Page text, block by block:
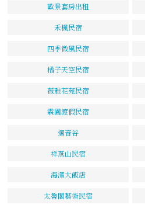
歐景套房出租
禾楓民宿
四季微風民宿
橘子天空民宿
薇雅花苑民宿
霖園渡假民宿
迴音谷
祥燕山民宿
海濱大飯店
太魯閣藝術民宿